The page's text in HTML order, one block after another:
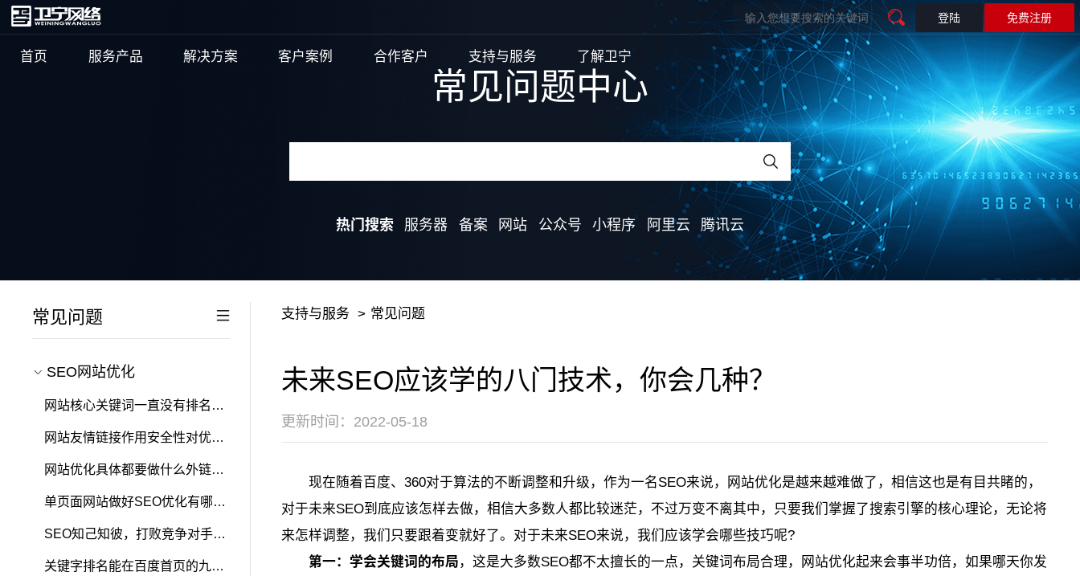
登陆 免费注册
首页 服务产品
响应式网站开发
小程序开发
品牌宣传小程序
电商｜智慧零售小程序
智慧旅游｜酒店小程序
教育培训小程序
微信开发
公众号开发 微官网
微会员 微商城 电子名片
公众号运营维护｜政务数字化服务
APP开发
Android开发 电商APP
教育APP
智慧政务｜智慧党建 数字政务
智慧工地 智慧农业
营销推广运营
400电话办理 城市宣传VR全景
品牌电商设计
淘宝/天猫/京东/抖音电商设计 阿里云 腾讯云 百度云
解决方案
智慧医疗解决方案 智慧工地解决方案
智慧电商
智慧教育 智慧餐饮
客户案例
小程序开发 微信开发
物联网平台
合作客户 支持与服务
信息化讲堂
了解卫宁
荣誉资质 发展历程 行业资讯
联系我们
联系我们 加入我们
常见问题中心
热门搜索 服务器 备案 网站 公众号 小程序 阿里云 腾讯云
常见问题中心
热门搜索 服务器 备案 网站 公众号 小程序 阿里云 腾讯云
常见问题
SEO网站优化
网站核心关键词一直没有排名怎
么办
网站友情链接作用安全性对优化
维护影响
网站优化具体都要做什么外链多
样性
单页面网站做好SEO优化有哪些
作用
SEO知己知彼，打败竞争对手的
5大法则！
关键字排名能在百度首页的九个
支持与服务 常见问题
未来SEO应该学的八门技术，你会几种？
更新时间：2022-05-18
现在随着百度、360对于算法的不断调整和升级，作为一名SEO来说，网站优化是越来越难做了，相信这也是有目共睹的，
对于未来SEO到底应该怎样去做，相信大多数人都比较迷茫，不过万变不离其中，只要我们掌握了搜索引擎的核心理论，无论将
来怎样调整，我们只要跟着变就好了。对于未来SEO来说，我们应该学会哪些技巧呢?
第一：学会关键词的布局 ，这是大多数SEO都不太擅长的一点，关键词布局合理，网站优化起来会事半功倍，如果哪天你发